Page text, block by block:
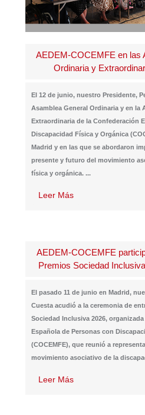
AEDEM-COCEMFE en las
Ordinaria y
El 12 de junio, nuestro Presidente,
Asamblea General Ordinaria y en la
Extraordinaria de la Confederación
Discapacidad Física y Orgánica
Madrid y en las que se abordaron
presente y futuro del movimiento
física y orgánica. ...
Leer Más
AEDEM-COCEMFE
Premios Sociedad
El pasado 11 de junio en Madrid,
Cuesta acudió a la ceremonia de
Sociedad Inclusiva 2026,
Española de Personas con
(COCEMFE), que reunió a
movimiento asociativo de la
Leer Más